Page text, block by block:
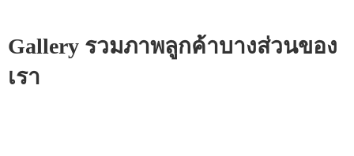
Gallery รวมภาพลูกค้าบางส่วนของ
เรา